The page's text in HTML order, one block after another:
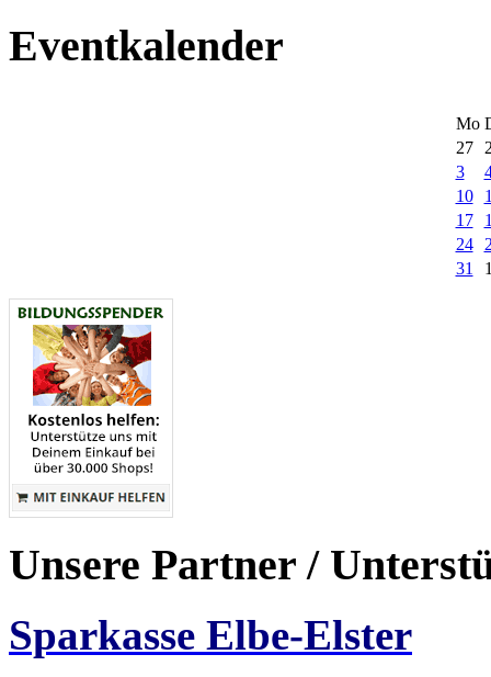
Eventkalender
Mo
27
3
10
17
24
31
Unsere Partner /
Sparkasse Elbe-Elster